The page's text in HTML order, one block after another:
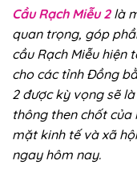
Cầu Rạch Miễu 2là
quan trọng, góp
cầu Rạch Miễu hiện
cho các tỉnh Đồng
2 được kỳ vọng sẽ
thông then chốt của
mặt kinh tế và xã
ngay hôm nay.